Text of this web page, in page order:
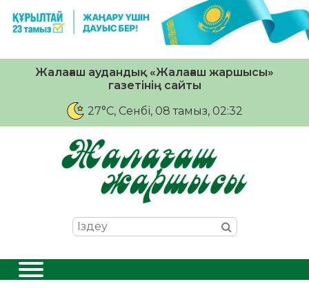
Жалағаш аудандық «Жалағаш жаршысы»
газетінің сайты
27°C, Сенбі, 08 тамыз, 02:32